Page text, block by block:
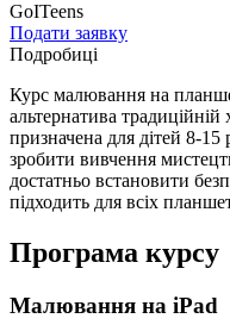
GoITeens
Подати заявку
Подробиці
Курс малювання на
альтернатива
призначена для дітей 8-15
зробити вивчення
достатньо встановити
підходить для всіх
Програма курсу
Малювання на iPad